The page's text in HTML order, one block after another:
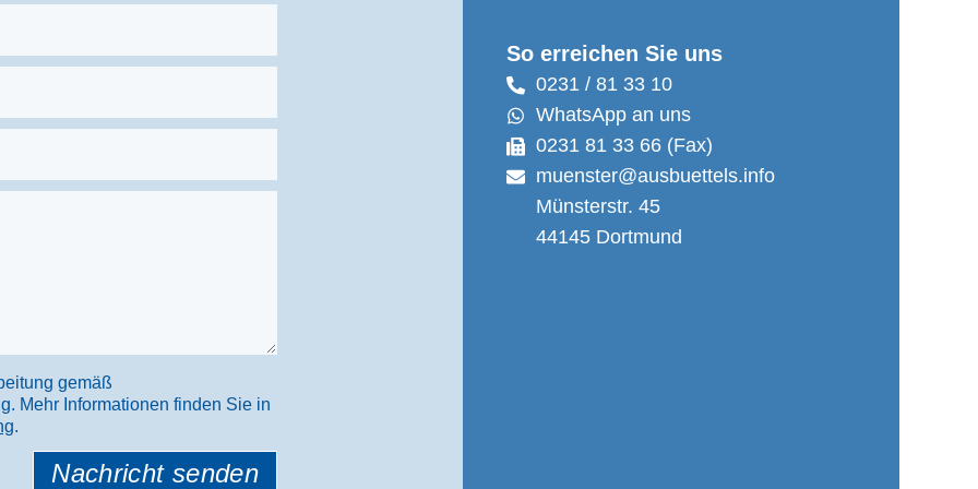
gemäß
Mehr Informationen finden Sie in
.
So erreichen Sie uns
0231 / 81 33 10
WhatsApp an uns
0231 81 33 66 (Fax)
muenster@ausbuettels.info
Münsterstr. 45
44145 Dortmund